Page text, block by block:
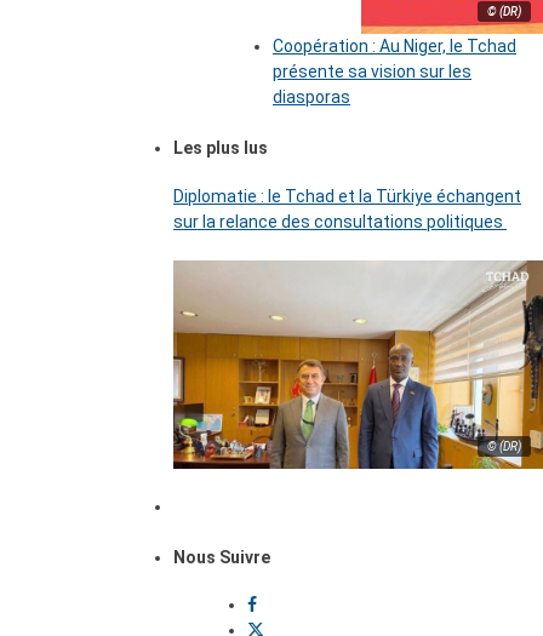
© (DR)
Coopération : Au Niger, le Tchad
présente sa vision sur les
diasporas
Les plus lus
Diplomatie : le Tchad et la Türkiye échangent
sur la relance des consultations politiques
© (DR)
Nous Suivre